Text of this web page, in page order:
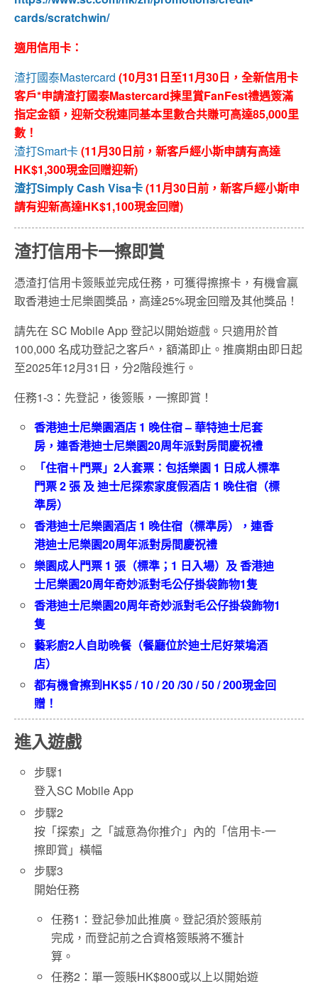
cards/scratchwin/
適用信用卡：
渣打國泰Mastercard (10月31日至11月30日，全新信用卡
客戶*申請渣打國泰Mastercard揀里賞FanFest禮遇簽滿
指定金額，迎新交稅連同基本里數合共賺可高達85,000里
數！
渣打Smart卡(11月30日前，新客戶經小斯申請有高達
HK$1,300現金回贈迎新)
渣打Simply Cash Visa卡(11月30日前，新客戶經小斯申
請有迎新高達HK$1,100現金回贈)
渣打信用卡一擦即賞
憑渣打信用卡簽賬並完成任務，可獲得擦擦卡，有機會贏
取香港迪士尼樂園獎品，高達25%現金回贈及其他獎品！
請先在 SC Mobile App 登記以開始遊戲。只適用於首
100,000 名成功登記之客戶^，額滿即止。推廣期由即日起
至2025年12月31日，分2階段進行。
任務1-3：先登記，後簽賬，一擦即賞！
香港迪士尼樂園酒店 1 晚住宿 – 華特迪士尼套
房，連香港迪士尼樂園20周年派對房間慶祝禮
「住宿＋門票」2人套票：包括樂園 1 日成人標準
門票 2 張 及 迪士尼探索家度假酒店 1 晚住宿（標
準房）
香港迪士尼樂園酒店 1 晚住宿（標準房），連香
港迪士尼樂園20周年派對房間慶祝禮
樂園成人門票 1 張（標準；1 日入場）及 香港迪
士尼樂園20周年奇妙派對毛公仔掛袋飾物1隻
香港迪士尼樂園20周年奇妙派對毛公仔掛袋飾物1
隻
藝彩廚2人自助晚餐（餐廳位於迪士尼好萊塢酒
店）
都有機會擦到HK$5 / 10 / 20 /30 / 50 / 200現金回
贈！
進入遊戲
步驟1
登入SC Mobile App
步驟2
按「探索」之「誠意為你推介」內的「信用卡-一
擦即賞」橫幅
步驟3
開始任務
任務1：登記參加此推廣。登記須於簽賬前
完成，而登記前之合資格簽賬將不獲計
算。
任務2：單一簽賬HK$800或以上以開始遊